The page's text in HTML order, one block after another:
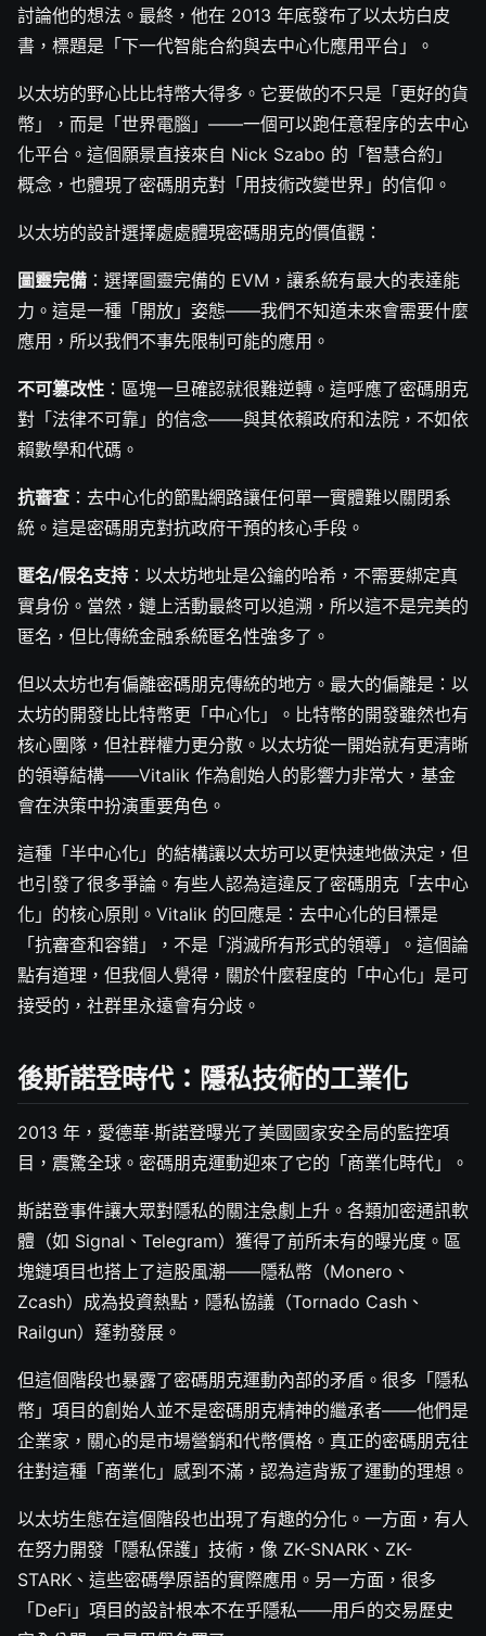
討論他的想法。最終，他在 2013 年底發布了以太坊白皮
書，標題是「下一代智能合約與去中心化應用平台」。
以太坊的野心比比特幣大得多。它要做的不只是「更好的貨
幣」，而是「世界電腦」——一個可以跑任意程序的去中心
化平台。這個願景直接來自 Nick Szabo 的「智慧合約」
概念，也體現了密碼朋克對「用技術改變世界」的信仰。
以太坊的設計選擇處處體現密碼朋克的價值觀：
圖靈完備 ：選擇圖靈完備的 EVM，讓系統有最大的表達能
力。這是一種「開放」姿態——我們不知道未來會需要什麼
應用，所以我們不事先限制可能的應用。
不可篡改性 ：區塊一旦確認就很難逆轉。這呼應了密碼朋克
對「法律不可靠」的信念——與其依賴政府和法院，不如依
賴數學和代碼。
抗審查 ：去中心化的節點網路讓任何單一實體難以關閉系
統。這是密碼朋克對抗政府干預的核心手段。
匿名/假名支持 ：以太坊地址是公鑰的哈希，不需要綁定真
實身份。當然，鏈上活動最終可以追溯，所以這不是完美的
匿名，但比傳統金融系統匿名性強多了。
但以太坊也有偏離密碼朋克傳統的地方。最大的偏離是：以
太坊的開發比比特幣更「中心化」。比特幣的開發雖然也有
核心團隊，但社群權力更分散。以太坊從一開始就有更清晰
的領導結構——Vitalik 作為創始人的影響力非常大，基金
會在決策中扮演重要角色。
這種「半中心化」的結構讓以太坊可以更快速地做決定，但
也引發了很多爭論。有些人認為這違反了密碼朋克「去中心
化」的核心原則。Vitalik 的回應是：去中心化的目標是
「抗審查和容錯」，不是「消滅所有形式的領導」。這個論
點有道理，但我個人覺得，關於什麼程度的「中心化」是可
接受的，社群里永遠會有分歧。
後斯諾登時代：隱私技術的工業化
2013 年，愛德華·斯諾登曝光了美國國家安全局的監控項
目，震驚全球。密碼朋克運動迎來了它的「商業化時代」。
斯諾登事件讓大眾對隱私的關注急劇上升。各類加密通訊軟
體（如 Signal、Telegram）獲得了前所未有的曝光度。區
塊鏈項目也搭上了這股風潮——隱私幣（Monero、
Zcash）成為投資熱點，隱私協議（Tornado Cash、
Railgun）蓬勃發展。
但這個階段也暴露了密碼朋克運動內部的矛盾。很多「隱私
幣」項目的創始人並不是密碼朋克精神的繼承者——他們是
企業家，關心的是市場營銷和代幣價格。真正的密碼朋克往
往對這種「商業化」感到不滿，認為這背叛了運動的理想。
以太坊生態在這個階段也出現了有趣的分化。一方面，有人
在努力開發「隱私保護」技術，像 ZK-SNARK、ZK-
STARK、這些密碼學原語的實際應用。另一方面，很多
「DeFi」項目的設計根本不在乎隱私——用戶的交易歷史